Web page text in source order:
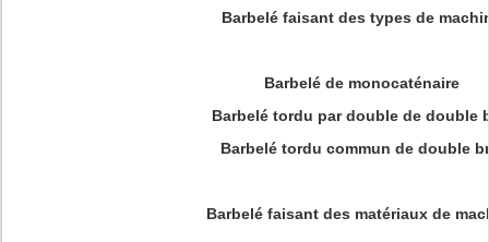
Barbelé faisant des types de
Barbelé de monocaténaire
Barbelé tordu par double de double
Barbelé tordu commun de double
Barbelé faisant des matériaux de